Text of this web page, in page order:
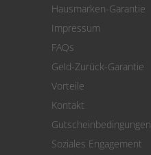
Cookie Einstellungen
Hausmarken-Garantie
Impressum
FAQs
Geld-Zurück-Garantie
Vorteile
Kontakt
Gutscheinbedingungen
Soziales Engagement